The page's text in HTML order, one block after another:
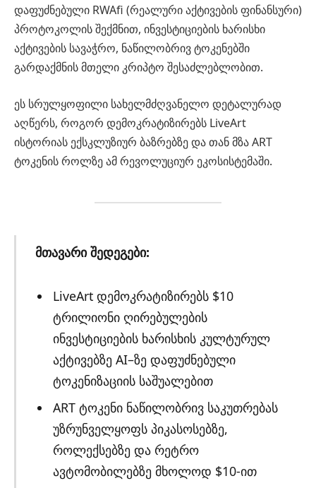
დაფუძნებული RWAfi (რეალური აქტივების ფინანსური)
პროტოკოლის შექმნით, ინვესტიციების ხარისხი
აქტივების სავაჭრო, ნაწილობრივ ტოკენებში
გარდაქმნის მთელი კრიპტო შესაძლებლობით.
ეს სრულყოფილი სახელმძღვანელო დეტალურად
აღწერს, როგორ დემოკრატიზირებს LiveArt
ისტორიას ექსკლუზიურ ბაზრებზე და თან მზა ART
ტოკენის როლზე ამ რევოლუციურ ეკოსისტემაში.
მთავარი შედეგები:
LiveArt დემოკრატიზირებს $10
ტრილიონი ღირებულების
ინვესტიციების ხარისხის კულტურულ
აქტივებზე AI–ზე დაფუძნებული
ტოკენიზაციის საშუალებით
ART ტოკენი ნაწილობრივ საკუთრებას
უზრუნველყოფს პიკასოსებზე,
როლექსებზე და რეტრო
ავტომობილებზე მხოლოდ $10-ით